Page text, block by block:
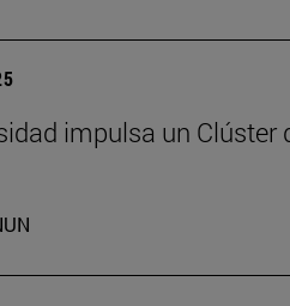
impulsa un Clúster